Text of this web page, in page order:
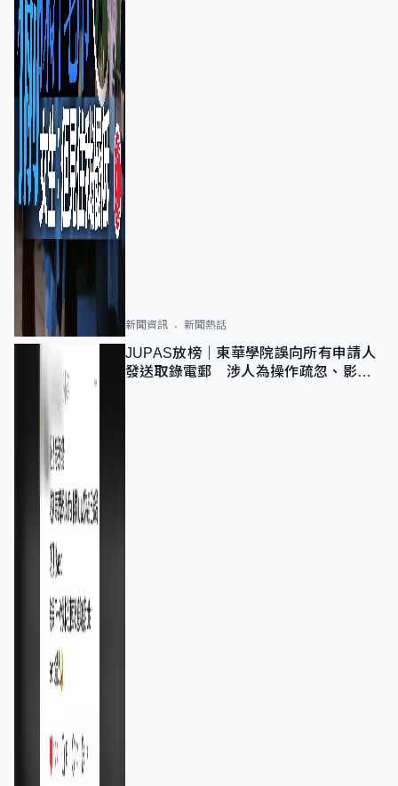
新聞資訊 新聞熱話
JUPAS放榜｜東華學院誤向所有申請人
發送取錄電郵 涉人為操作疏忽、影響